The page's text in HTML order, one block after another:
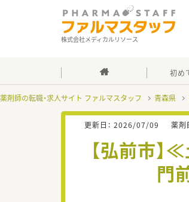
株式会社メディカルリソース
初め
薬剤師の転職・求人サイト ファルマスタッフ 青森県
更新日： 2026/07/09 薬剤
【弘前市
門